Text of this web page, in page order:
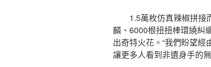
1.5萬枚仿真辣椒拼接
麟、6000根扭扭棒環繞糾
出奇特火花。“我們盼望經
讓更多人看到非遺身手的